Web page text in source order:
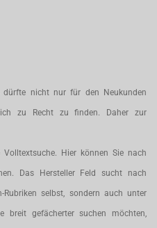
nicht nur für den Neukunden
zu Recht zu finden. Daher zur
Hier können Sie nach
Das Hersteller Feld sucht nach
selbst, sondern auch unter
breit gefächerter suchen möchten,